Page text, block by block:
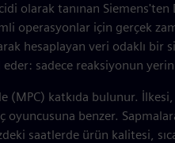
olarak tanınan
operasyonlar için gerçek
hesaplayan veri odaklı bir
sadece reaksiyonun
katkıda bulunur.
benzer.
saatlerde ürün kalitesi,